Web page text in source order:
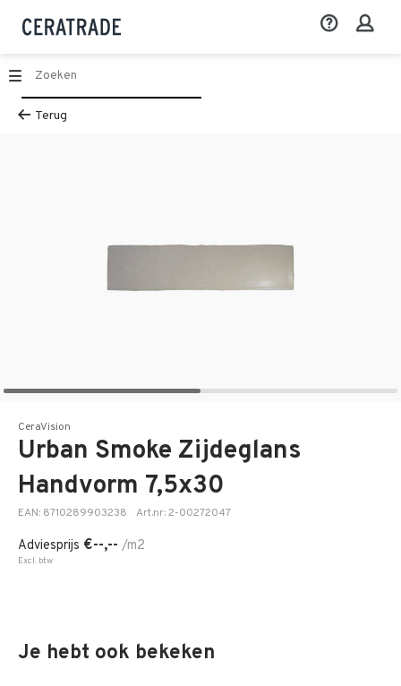
Terug
CeraVision
Urban Smoke Zijdeglans
Handvorm 7,5x30
EAN: 8710289903238 Art.nr: 2-00272047
Adviesprijs €--,-- /m2
Excl. btw
Je hebt ook bekeken